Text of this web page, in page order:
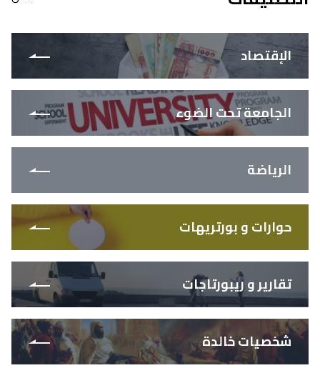
الإقتصاد
الجامعة تحت الضوء
الرياضة
حوارات و بورتريهات
تقارير و ريبورتاجات
شخصيات خالدة